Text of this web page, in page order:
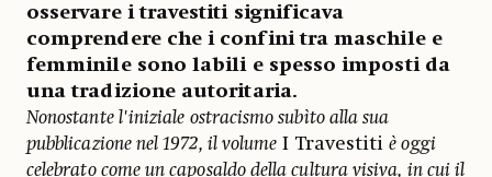
osservare i travestiti significava
comprendere che i confini tra maschile e
femminile sono labili e spesso imposti da
una tradizione autoritaria.
Nonostante l'iniziale ostracismo subìto alla sua
pubblicazione nel 1972, il volume I Travestitiè oggi
celebrato come un caposaldo della cultura visiva, in cui il